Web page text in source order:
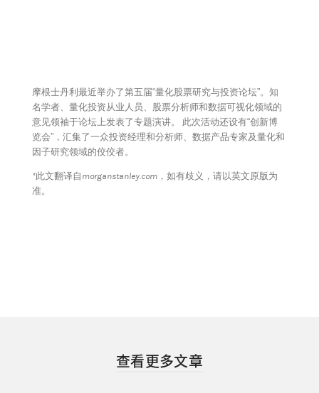
摩根士丹利最近举办了第五届“量化股票研究与投资论坛”。知
名学者、量化投资从业人员、股票分析师和数据可视化领域的
意见领袖于论坛上发表了专题演讲。 此次活动还设有“创新博
览会”，汇集了一众投资经理和分析师、数据产品专家及量化和
因子研究领域的佼佼者。
*此文翻译自morganstanley.com，如有歧义，请以英文原版为
准。
查看更多文章